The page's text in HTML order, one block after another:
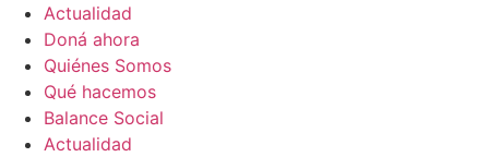
Actualidad
Doná ahora
Quiénes Somos
Qué hacemos
Balance Social
Actualidad